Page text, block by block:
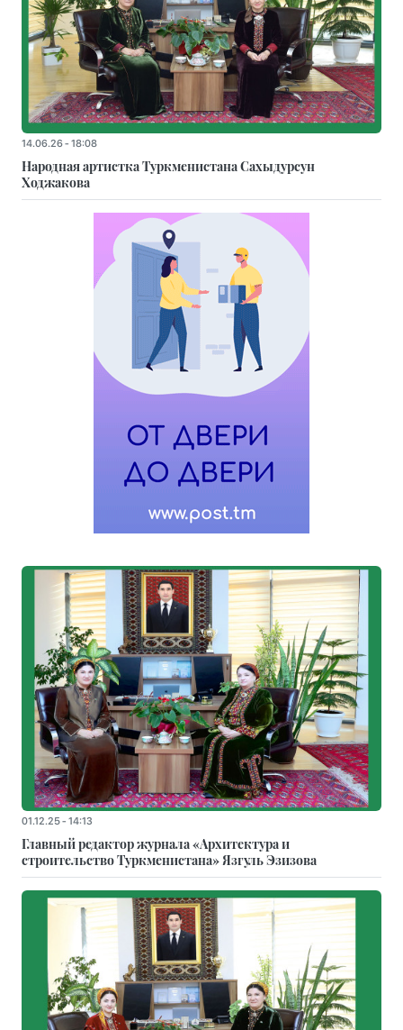
14.06.26 - 18:08
Народная артистка Туркменистана Сахыдурсун
Ходжакова
01.12.25 - 14:13
Главный редактор журнала «Архитектура и
строительство Туркменистана» Язгуль Эзизова